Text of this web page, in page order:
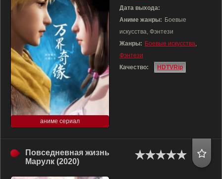
аниме сериал
Дата выхода:
Аниме жанры: Боевые
искусства, Фэнтези
Жанры: Боевые искусства,
Фэнтези
Качество:
HDTVRip
Повседневная жизнь
Марулк (2020)